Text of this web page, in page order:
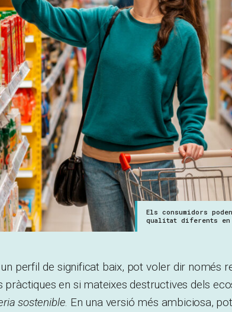
Els consumidors
qualitat diferents en
perfil de significat baix, pot voler dir només
pràctiques en si mateixes destructives dels
sostenible. En una versió més ambiciosa,